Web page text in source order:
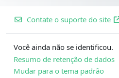
Contate o suporte do site
Você ainda não se identificou.
Resumo de retenção de dados
Mudar para o tema padrão